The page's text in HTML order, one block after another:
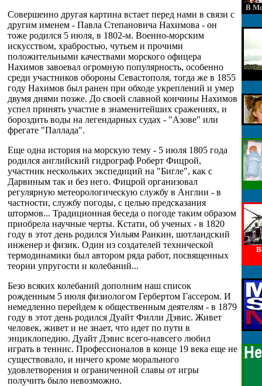
Совершенно другая картина встает перед нами в связи с
другим именем - Павла Степановича Нахимова - он
тоже родился 5 июля, в 1802-м. Военно-морским
искусством, храбростью, чутьем и прочими
положительными качествами морского офицера
Нахимов завоевал огромную популярность, особенно
среди участников обороны Севастополя, тогда же в 1855
году Нахимов был ранен при обходе укреплений и умер
двумя днями позже. До своей славной кончины Нахимов
успел принять участие в знаменитейших сражениях, и
бороздить воды на легендарных судах - "Азове" или
фрегате "Паллада".
Еще одна история на морскую тему - 5 июля 1805 года
родился английский гидрограф Роберт Фицрой,
участник нескольких экспедиций на "Бигле", как с
Дарвиным так и без него. Фицрой организовал
регулярную метеорологическую службу в Англии - в
частности, службу погоды, с целью предсказания
штормов... Традиционная беседа о погоде таким образом
приобрела научные черты. Кстати, об ученых - в 1820
году в этот день родился Уильям Ранкин, шотландский
инженер и физик. Один из создателей технической
термодинамики был автором ряда работ, посвященных
теории упругости и колебаний...
Безо всяких колебаний дополним наш список
рожденным 5 июля физиологом Гербертом Гассером. И
немедленно перейдем к общественным деятелям - в 1879
году в этот день родился Дуайт Филли Дэвис. Живет
человек, живет и не знает, что идет по пути в
энциклопедию. Дуайт Дэвис всего-навсего любил
играть в теннис. Профессионалов в конце 19 века еще не
существовало, и ничего кроме морального
удовлетворения и ограниченной славы от игры
получить было невозможно.
В